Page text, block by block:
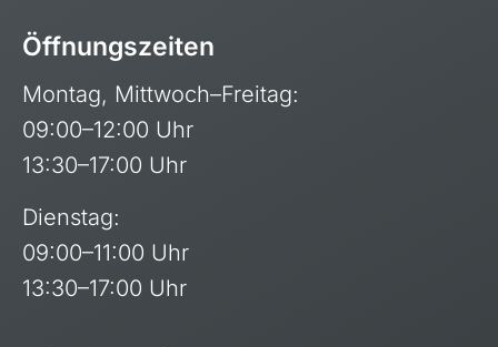
Öffnungszeiten
Montag, Mittwoch–Freitag:
09:00–12:00 Uhr
13:30–17:00 Uhr
Dienstag:
09:00–11:00 Uhr
13:30–17:00 Uhr